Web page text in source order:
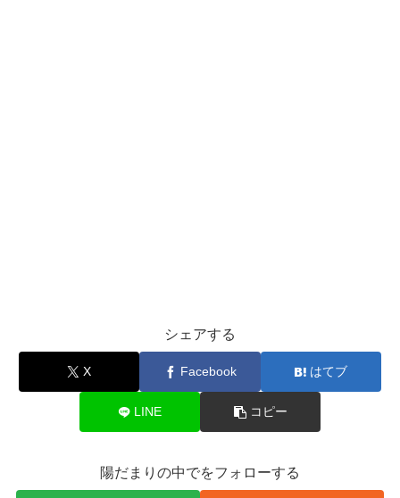
シェアする
X Facebook はてブ
LINE コピー
陽だまりの中でをフォローする